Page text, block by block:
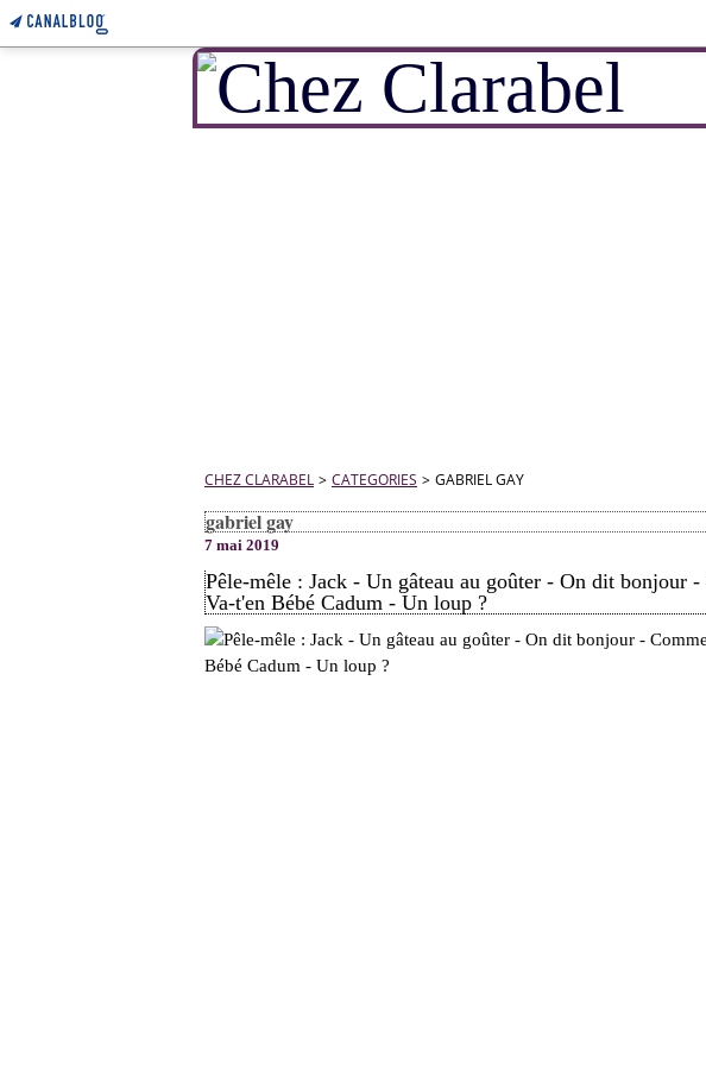
CHEZ CLARABEL > CATEGORIES > GABRIEL GAY
gabriel gay
7 mai 2019
Pêle-mêle : Jack - Un gâteau au goûter - On dit bonjour
Va-t'en Bébé Cadum - Un loup ?